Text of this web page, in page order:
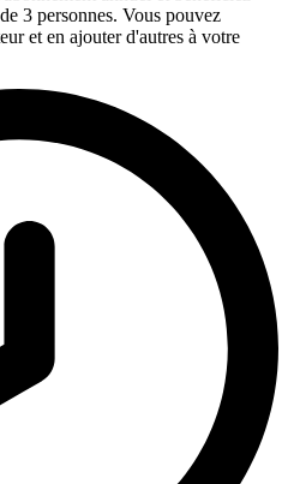
3 personnes. Vous pouvez
et en ajouter d'autres à votre